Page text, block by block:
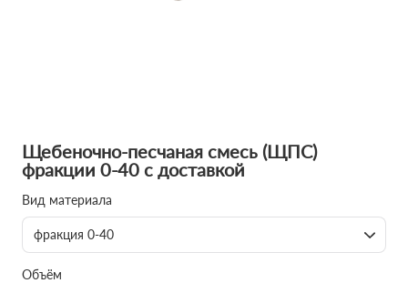
Щебеночно-песчаная смесь (ЩПС)
фракции 0-40 с доставкой
Вид материала
фракция 0-40
Объём